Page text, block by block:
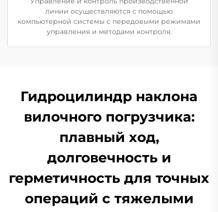
линии осуществляются с помощью
компьютерной системы с передовыми режимами
управления и методами контроля.
Гидроцилиндр наклона
вилочного погрузчика:
плавный ход,
долговечность и
герметичность для точных
операций с тяжелыми